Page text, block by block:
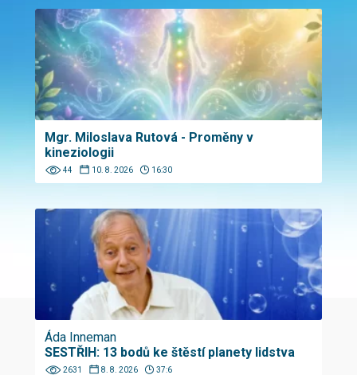
Mgr. Miloslava Rutová - Proměny v
kineziologii
44 10. 8. 2026 16:30
Áda Inneman
SESTŘIH: 13 bodů ke štěstí planety lidstva
2631 8. 8. 2026 37:6